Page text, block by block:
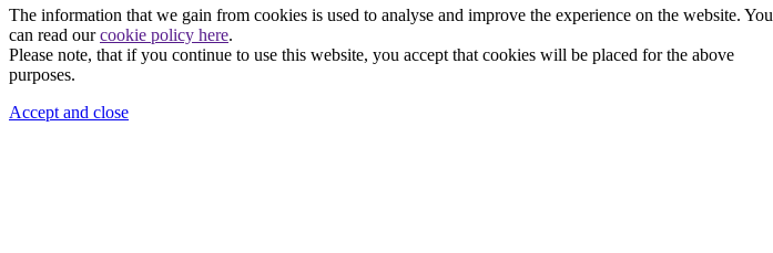
The information that we gain from cookies is used to analyse and improve the experience on the website. You
can read ourcookie policy here.
Please note, that if you continue to use this website, you accept that cookies will be placed for the above
purposes.
Accept and close